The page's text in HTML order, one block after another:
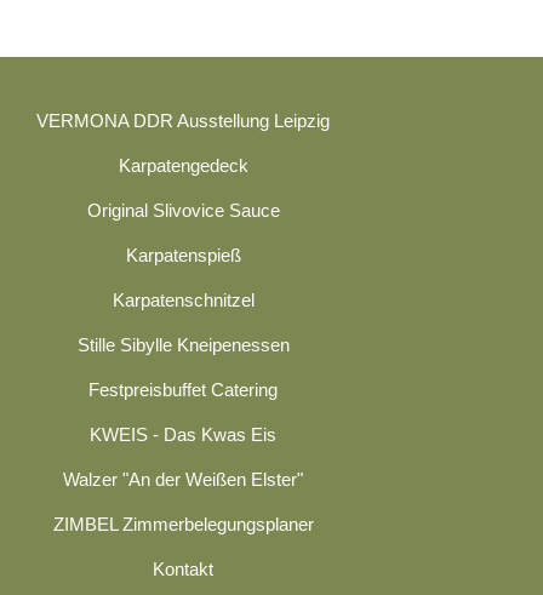
VERMONA DDR Ausstellung Leipzig
Karpatengedeck
Original Slivovice Sauce
Karpatenspieß
Karpatenschnitzel
Stille Sibylle Kneipenessen
Festpreisbuffet Catering
KWEIS - Das Kwas Eis
Walzer "An der Weißen Elster"
ZIMBEL Zimmerbelegungsplaner
Kontakt